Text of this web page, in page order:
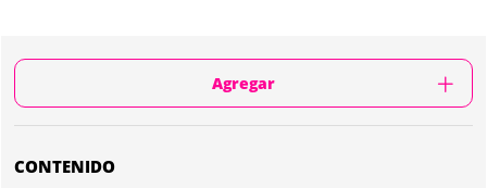
Agregar
CONTENIDO